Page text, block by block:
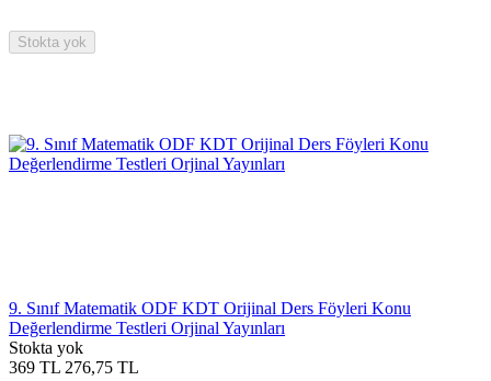
Stokta yok
9. Sınıf Matematik ODF KDT Orijinal Ders Föyleri Konu
Değerlendirme Testleri Orjinal Yayınları
Stokta yok
369 TL 276,75 TL